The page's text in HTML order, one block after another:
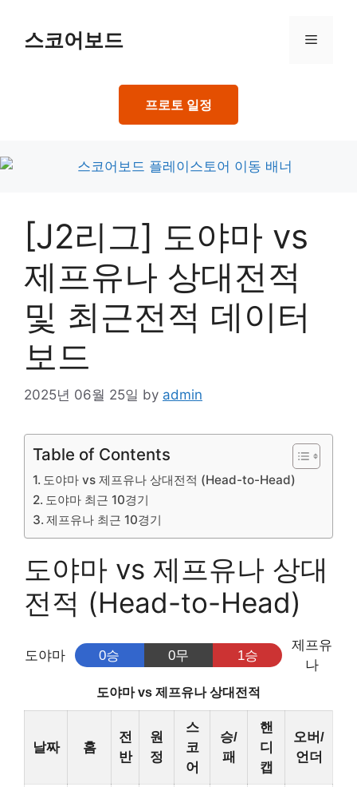
content스코어보드 Menu
프로토 일정
[J2리그] 도야마 vs
제프유나 상대전적
및 최근전적 데이터
보드
2025년 06월 25일 by admin
Table of Contents
도야마 vs 제프유나 상대전적 (Head-to-Head)
도야마 최근 10경기
제프유나 최근 10경기
도야마 vs 제프유나 상대
전적 (Head-to-Head)
도야마 0승 0무 1승
제프유
나
도야마 vs 제프유나 상대전적
날짜 홈
전
반
원
정
스
코
어
승/
패
핸
디
캡
오버/
언더